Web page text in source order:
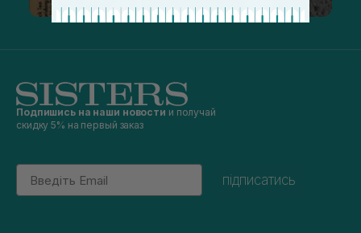
Подпишись на наши новости и получай
скидку 5% на первый заказ
Email
підписатись